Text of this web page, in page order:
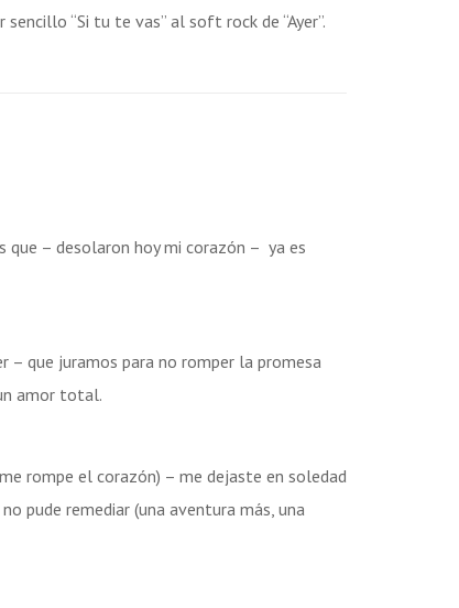
“Si tu te vas” al soft rock de “Ayer”.
que – desolaron hoy mi corazón – ya es
– que juramos para no romper la promesa
amor total.
rompe el corazón) – me dejaste en soledad
pude remediar (una aventura más, una